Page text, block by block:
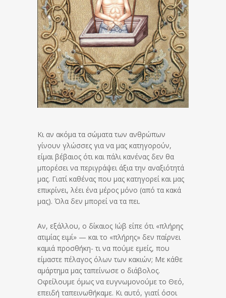
Κι αν ακόμα τα σώματα των ανθρώπων
γίνουν γλώσσες για να μας κατηγορούν,
είμαι βέβαιος ότι και πάλι κανένας δεν θα
μπορέσει να περιγράψει άξια την αναξιότητά
μας. Γιατί καθένας που μας κατηγορεί και μας
επικρίνει, λέει ένα μέρος μόνο (από τα κακά
μας). Όλα δεν μπορεί να τα πει.
Αν, εξάλλου, ο δίκαιος Ιώβ είπε ότι «πλήρης
ατιμίας ειμί» — και το «πλήρης» δεν παίρνει
καμιά προσθήκη- τι να πούμε εμείς, που
είμαστε πέλαγος όλων των κακιών; Με κάθε
αμάρτημα μας ταπείνωσε ο διάβολος.
Οφείλουμε όμως να ευγνωμονούμε το Θεό,
επειδή ταπεινωθήκαμε. Κι αυτό, γιατί όσοι